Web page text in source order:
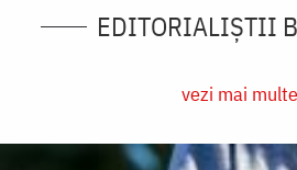
EDITORIALIȘTII
vezi mai